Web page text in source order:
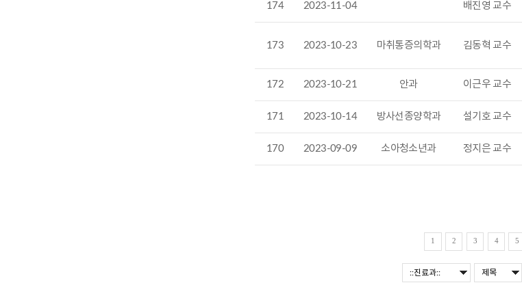
174 2023-11-04 배진영 교수
173 2023-10-23 마취통증의학과 김동혁 교수
172 2023-10-21 안과 이근우 교수
171 2023-10-14 방사선종양학과 설기호 교수
170 2023-09-09 소아청소년과 정지은 교수
1 2 3 4 5